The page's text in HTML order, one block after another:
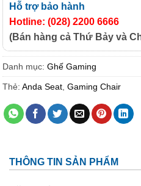
Hỗ trợ bảo hành
Hotline: (028) 2200 6666
(Bán hàng cả Thứ Bảy và
Danh mục: Ghế Gaming
Thẻ: Anda Seat Gaming Chair
THÔNG TIN SẢN PHẨM